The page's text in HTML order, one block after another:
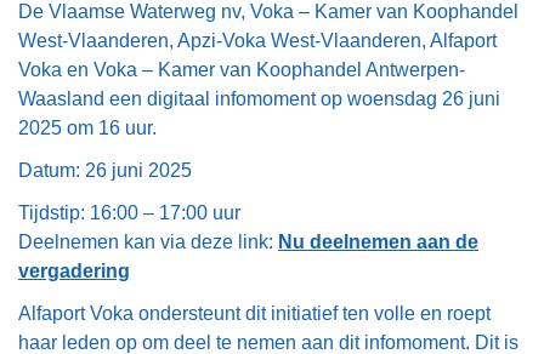
De Vlaamse Waterweg nv, Voka – Kamer van Koophandel
West-Vlaanderen, Apzi-Voka West-Vlaanderen, Alfaport
Voka en Voka – Kamer van Koophandel Antwerpen-
Waasland een digitaal infomoment op woensdag 26 juni
2025 om 16 uur.
Datum: 26 juni 2025
Tijdstip: 16:00 – 17:00 uur
Deelnemen kan via deze link: Nu deelnemen aan de
vergadering
Alfaport Voka ondersteunt dit initiatief ten volle en roept
haar leden op om deel te nemen aan dit infomoment. Dit is